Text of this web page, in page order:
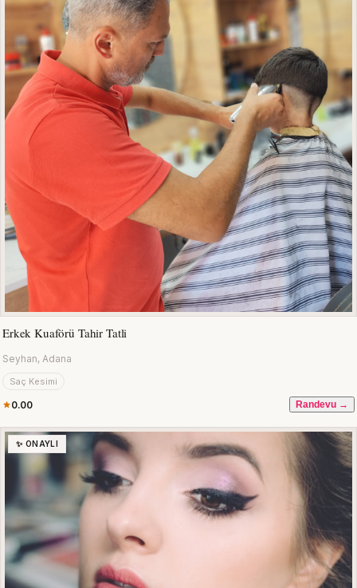
Erkek Kuaförü Tahir Tatli
Seyhan, Adana
Saç Kesimi
0.00 Randevu →
✨ ONAYLI